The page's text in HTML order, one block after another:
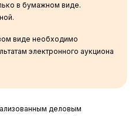
в бумажном виде.
виде необходимо
электронного аукциона
деловым